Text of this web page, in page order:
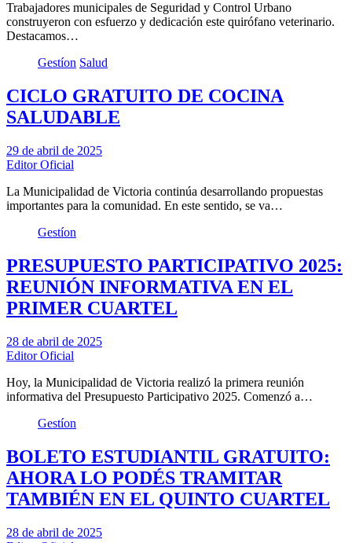
Trabajadores municipales de Seguridad y Control Urbano
construyeron con esfuerzo y dedicación este quirófano veterinario.
Destacamos…
Gestíon Salud
CICLO GRATUITO DE COCINA
SALUDABLE
29 de abril de 2025
Editor Oficial
La Municipalidad de Victoria continúa desarrollando propuestas
importantes para la comunidad. En este sentido, se va…
Gestíon
PRESUPUESTO PARTICIPATIVO 2025:
REUNIÓN INFORMATIVA EN EL
PRIMER CUARTEL
28 de abril de 2025
Editor Oficial
Hoy, la Municipalidad de Victoria realizó la primera reunión
informativa del Presupuesto Participativo 2025. Comenzó a…
Gestíon
BOLETO ESTUDIANTIL GRATUITO:
AHORA LO PODÉS TRAMITAR
TAMBIÉN EN EL QUINTO CUARTEL
28 de abril de 2025